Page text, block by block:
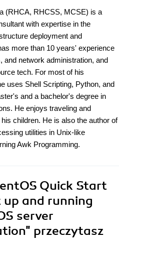
(RHCA, RHCSS, MCSE) is a
with expertise in the
deployment and
more than 10 years' experience
and network administration, and
tech. For most of his
uses Shell Scripting, Python, and
and a bachelor's degree in
He enjoys traveling and
children. He is also the author of
utilities in Unix-like
Awk Programming.
Quick Start
up and running
server
przeczytasz